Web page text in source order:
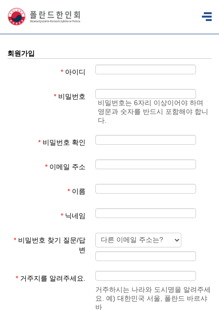
회원가입
* 아이디
* 비밀번호
비밀번호는 6자리 이상이어야 하며
영문과 숫자를 반드시 포함해야 합니
다.
* 비밀번호 확인
* 이메일 주소
* 이름
* 닉네임
* 비밀번호 찾기 질문/답
변
* 거주지를 알려주세요.
거주하시는 나라와 도시명을 알려주세
요. 예) 대한민국 서울, 폴란드 바르샤
바